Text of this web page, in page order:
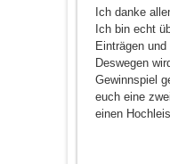
Ich danke
Ich bin echt
Einträgen
Deswegen
Gewinnspiel
euch eine
einen